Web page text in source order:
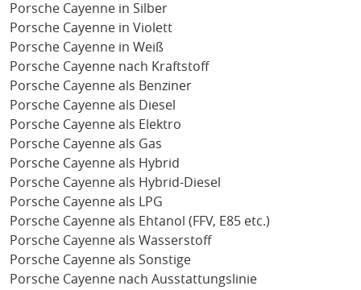
Porsche Cayenne in Silber
Porsche Cayenne in Violett
Porsche Cayenne in Weiß
Porsche Cayenne nach Kraftstoff
Porsche Cayenne als Benziner
Porsche Cayenne als Diesel
Porsche Cayenne als Elektro
Porsche Cayenne als Gas
Porsche Cayenne als Hybrid
Porsche Cayenne als Hybrid-Diesel
Porsche Cayenne als LPG
Porsche Cayenne als Ehtanol (FFV, E85 etc.)
Porsche Cayenne als Wasserstoff
Porsche Cayenne als Sonstige
Porsche Cayenne nach Ausstattungslinie